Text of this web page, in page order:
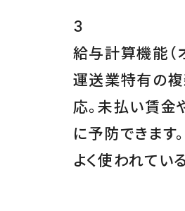
3
給与計算機能
運送業特有の
応。未払い賃
に予防できます。
よく使われてい